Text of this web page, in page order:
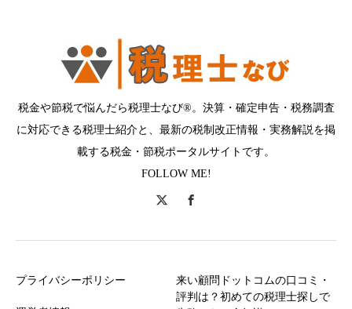
税金や節税で悩んだら税理士なび®。決算・確定申告・税務調査
に対応できる税理士紹介と、最新の税制改正情報・実務解説を掲
載する税金・節税ポータルサイトです。
FOLLOW ME!
プライバシーポリシー
来い顧問ドットコムの口コミ・
評判は？初めての税理士探しで